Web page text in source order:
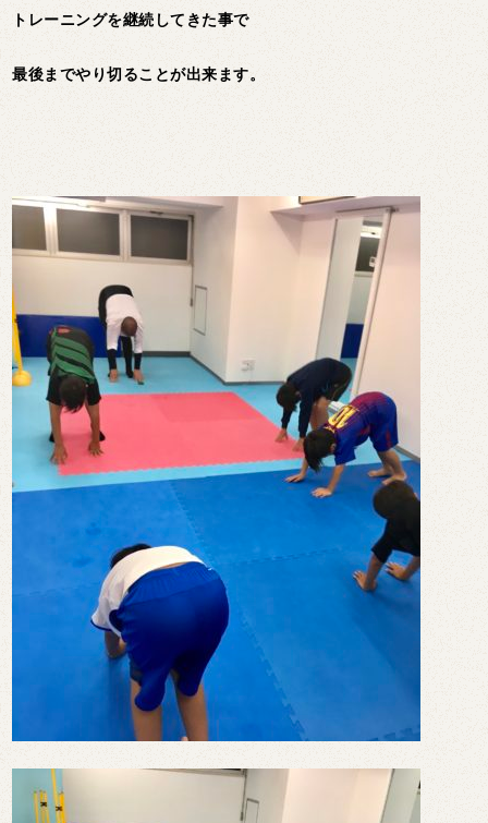
トレーニングを継続してきた事で
最後までやり切ることが出来ます。